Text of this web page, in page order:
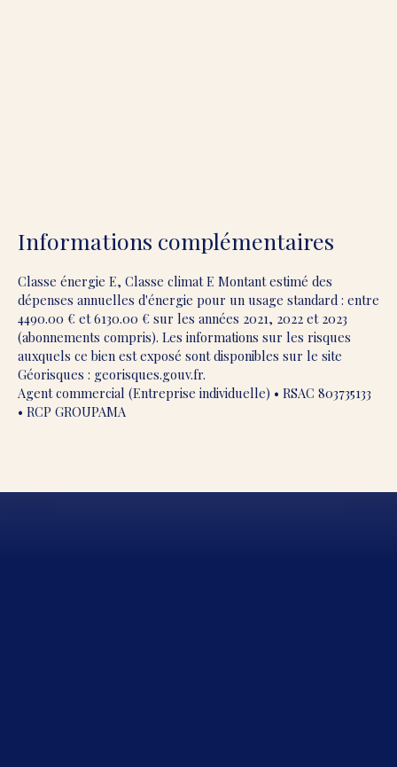
Informations complémentaires
Classe énergie E, Classe climat E Montant estimé des
dépenses annuelles d'énergie pour un usage standard : entre
4490.00 € et 6130.00 € sur les années 2021, 2022 et 2023
(abonnements compris). Les informations sur les risques
auxquels ce bien est exposé sont disponibles sur le site
Géorisques : georisques.gouv.fr.
Agent commercial (Entreprise individuelle) • RSAC 803735133
• RCP GROUPAMA